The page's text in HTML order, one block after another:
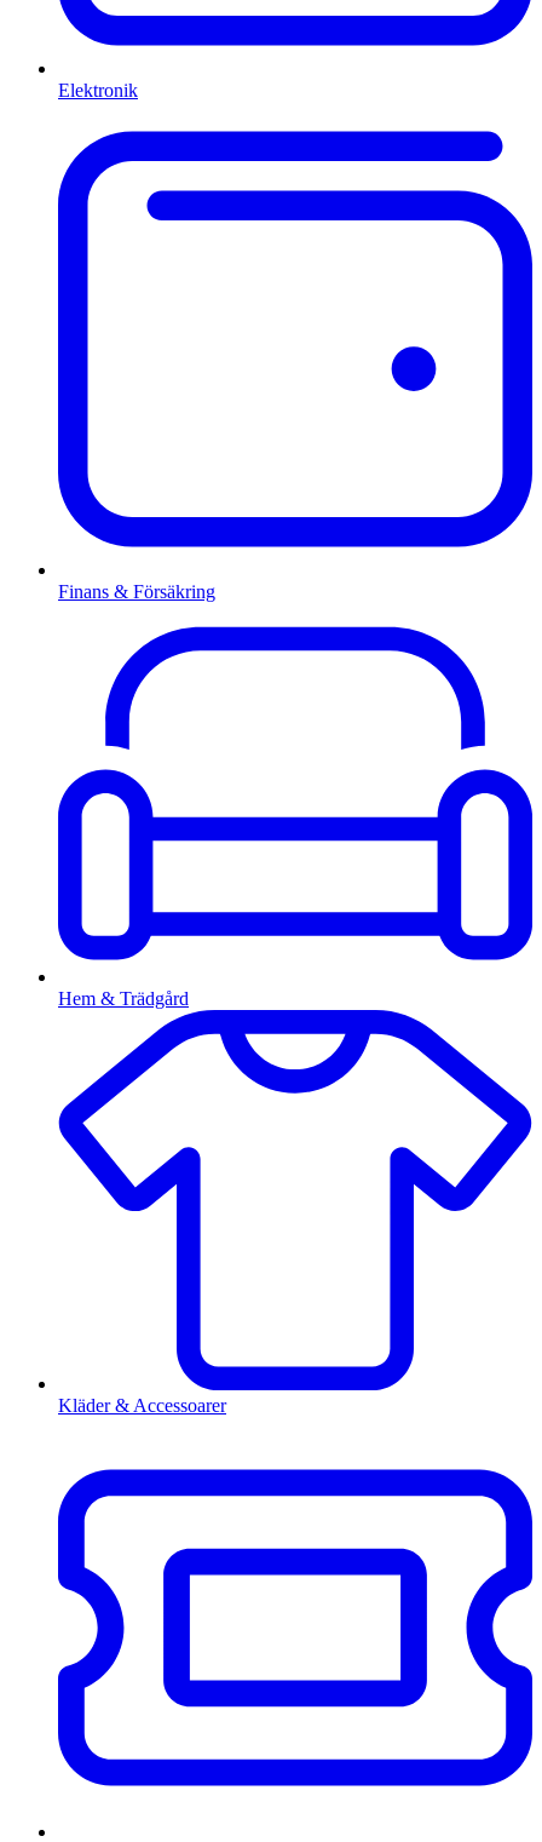
Elektronik
Finans & Försäkring
Hem & Trädgård
Kläder & Accessoarer